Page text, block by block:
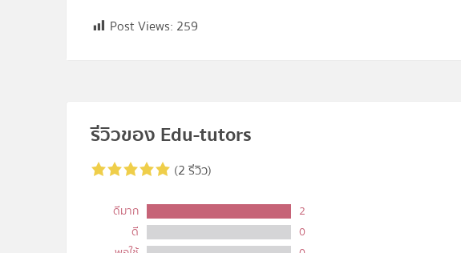
Post Views: 259
รีวิวของ Edu-tutors
(2 รีวิว)
ดีมาก
2
ดี
0